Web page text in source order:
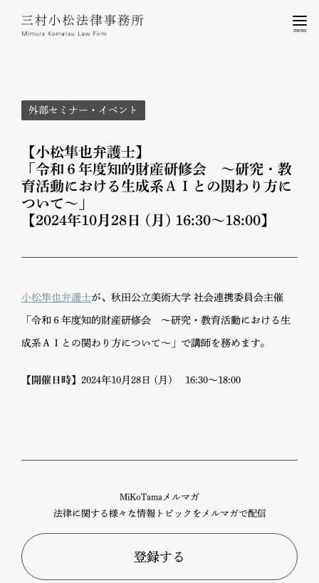
menu
外部セミナー・イベント
【小松隼也弁護士】
「令和６年度知的財産研修会 ～研究・教
育活動における生成系ＡＩとの関わり方に
ついて～」
【2024年10月28日 (月) 16:30〜18:00】
小松隼也弁護士が、秋田公立美術大学 社会連携委員会主催
「令和６年度知的財産研修会 ～研究・教育活動における生
成系ＡＩとの関わり方について～」で講師を務めます。
【開催日時】 2024年10月28日 (月) 16:30〜18:00
MiKoTamaメルマガ
法律に関する様々な情報トピックをメルマガで配信
登録する